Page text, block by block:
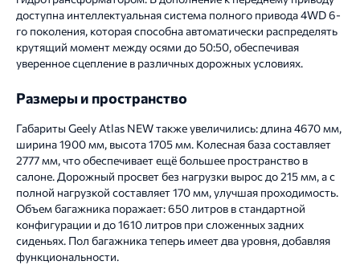
доступна интеллектуальная система полного привода 4WD 6-
го поколения, которая способна автоматически распределять
крутящий момент между осями до 50:50, обеспечивая
уверенное сцепление в различных дорожных условиях.
Размеры и пространство
Габариты Geely Atlas NEW также увеличились: длина 4670 мм,
ширина 1900 мм, высота 1705 мм. Колесная база составляет
2777 мм, что обеспечивает ещё большее пространство в
салоне. Дорожный просвет без нагрузки вырос до 215 мм, а с
полной нагрузкой составляет 170 мм, улучшая проходимость.
Объем багажника поражает: 650 литров в стандартной
конфигурации и до 1610 литров при сложенных задних
сиденьях. Пол багажника теперь имеет два уровня, добавляя
функциональности.